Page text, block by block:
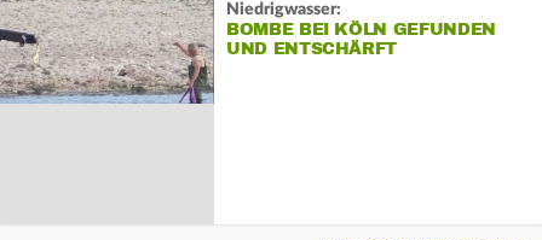
Niedrigwasser:
BOMBE BEI KÖLN GEFUNDEN
UND ENTSCHÄRFT